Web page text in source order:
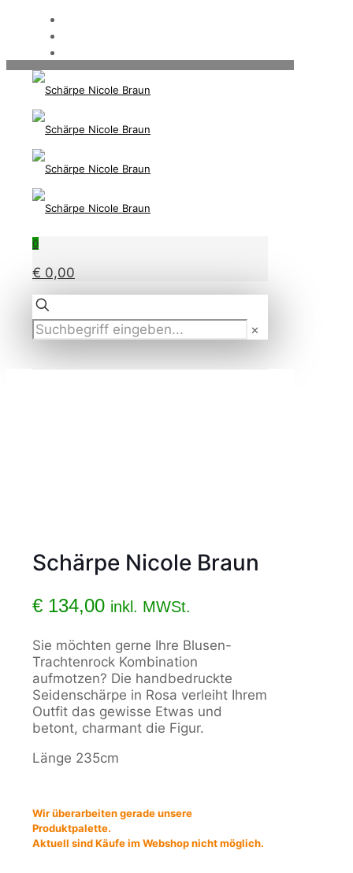
0
€ 0,00
✕
Schärpe Nicole Braun
€ 134,00 inkl. MWSt.
Sie möchten gerne Ihre Blusen-
Trachtenrock Kombination
aufmotzen? Die handbedruckte
Seidenschärpe in Rosa verleiht Ihrem
Outfit das gewisse Etwas und
betont, charmant die Figur.
Länge 235cm
Wir überarbeiten gerade unsere
Produktpalette.
Aktuell sind Käufe im Webshop nicht möglich.